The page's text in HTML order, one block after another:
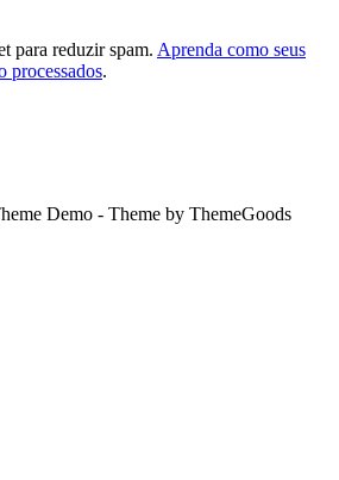
para reduzir spam. Aprenda como seus
processados.
Demo - Theme by ThemeGoods